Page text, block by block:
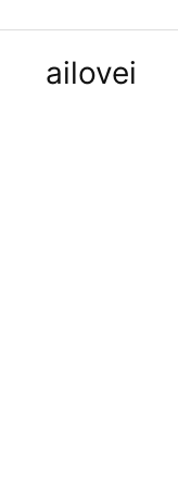
ailovei